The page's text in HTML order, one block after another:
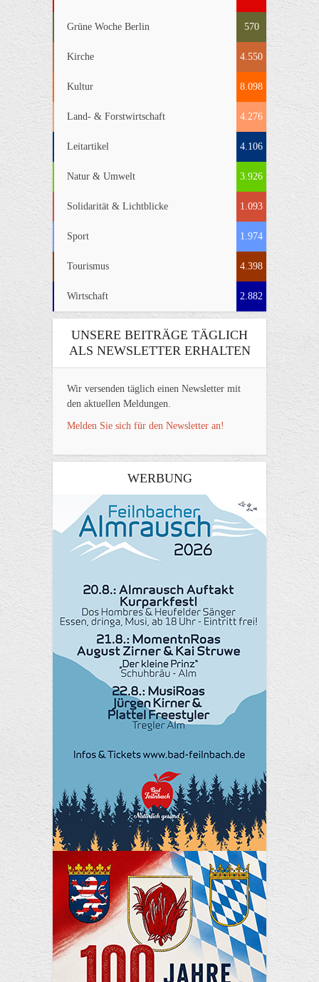
Grüne Woche Berlin 570
Kirche 4.550
Kultur 8.098
Land- & Forstwirtschaft 4.276
Leitartikel 4.106
Natur & Umwelt 3.926
Solidarität & Lichtblicke 1.093
Sport 1.974
Tourismus 4.398
Wirtschaft 2.882
UNSERE BEITRÄGE TÄGLICH
ALS NEWSLETTER ERHALTEN
Wir versenden täglich einen Newsletter mit
den aktuellen Meldungen.
Melden Sie sich für den Newsletter an!
WERBUNG